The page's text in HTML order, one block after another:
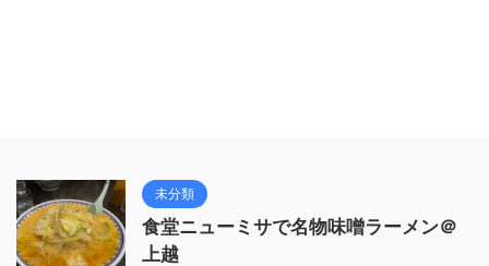
未分類
食堂ニューミサで名物味噌ラーメン＠
上越